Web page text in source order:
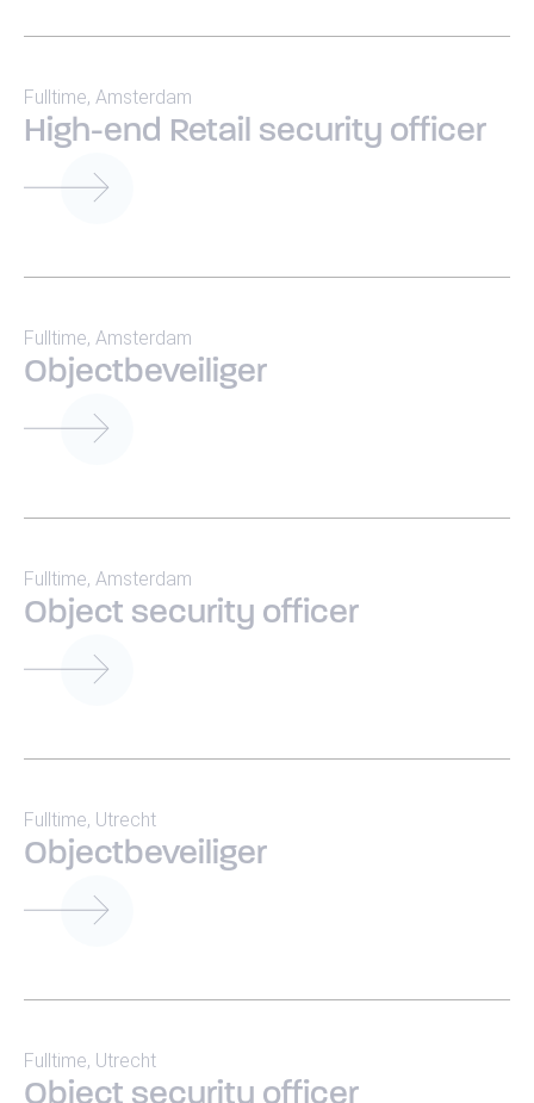
Opleidingen
Beveiliger 2
Particulier onderzoeker
Over ons
Blog
Fulltime, Amsterdam
High-end Retail security officer
Fulltime, Amsterdam
Objectbeveiliger
Fulltime, Amsterdam
Object security officer
Fulltime, Utrecht
Objectbeveiliger
Fulltime, Utrecht
Object security officer